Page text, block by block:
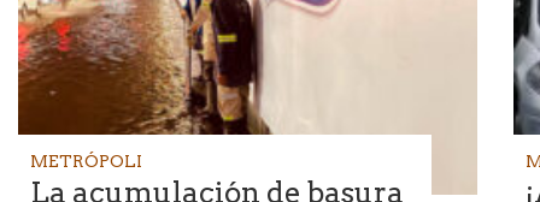
METRÓPOLI
La acumulación de basura